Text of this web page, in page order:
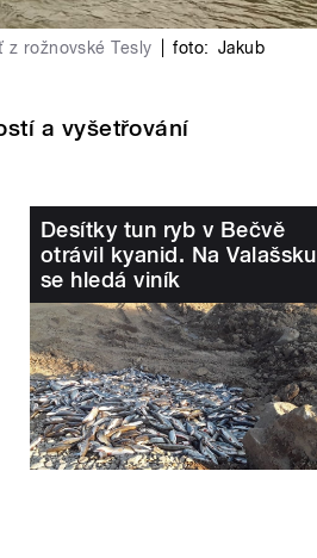
z rožnovské Tesly foto: Jakub
a vyšetřování
Desítky tun ryb v Bečvě
otrávil kyanid. Na Valašsku
se hledá viník